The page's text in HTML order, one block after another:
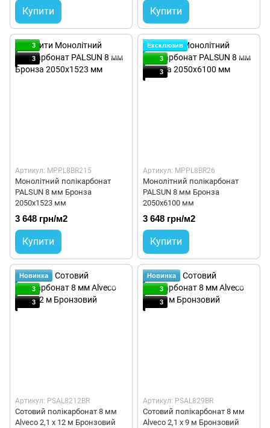
Купити Купити
3
3
Артикул: MPPL8BR215
Монолітний полікарбонат
PALSUN 8 мм Бронза
2050x1523 мм
3 648 грн/м2
Купити
Ексклюзив
3
3
Артикул: MPPL8BR26
Монолітний полікарбонат
PALSUN 8 мм Бронза
2050x6100 мм
3 648 грн/м2
Купити
Новинка
3
3
Артикул: PSAL8212BR
Сотовий полікарбонат 8 мм
Alveco 2,1 x 12 м Бронзовий
Новинка
3
3
Артикул: PSAL829BR
Сотовий полікарбонат 8 мм
Alveco 2,1 x 9 м Бронзовий